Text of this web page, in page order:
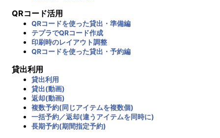
QRコード活用
QRコードを使った貸出・準備編
テプラでQRコード作成
印刷時のレイアウト調整
QRコードを使った貸出・予約編
貸出利用
貸出利用
貸出(動画)
返却(動画)
複数予約(同じアイテムを複数個)
一括予約／返却(違うアイテムを同時に)
長期予約(期間指定予約)